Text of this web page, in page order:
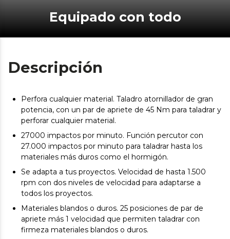
Equipado con todo
Descripción
Perfora cualquier material. Taladro atornillador de gran
potencia, con un par de apriete de 45 Nm para taladrar y
perforar cualquier material.
27000 impactos por minuto. Función percutor con
27.000 impactos por minuto para taladrar hasta los
materiales más duros como el hormigón.
Se adapta a tus proyectos. Velocidad de hasta 1.500
rpm con dos niveles de velocidad para adaptarse a
todos los proyectos.
Materiales blandos o duros. 25 posiciones de par de
apriete más 1 velocidad que permiten taladrar con
firmeza materiales blandos o duros.